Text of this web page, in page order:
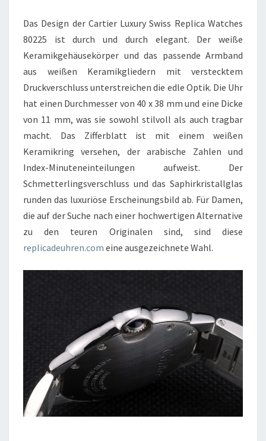
Das Design der Cartier Luxury Swiss Replica Watches
80225 ist durch und durch elegant. Der weiße
Keramikgehäusekörper und das passende Armband
aus weißen Keramikgliedern mit verstecktem
Druckverschluss unterstreichen die edle Optik. Die Uhr
hat einen Durchmesser von 40 x 38 mm und eine Dicke
von 11 mm, was sie sowohl stilvoll als auch tragbar
macht. Das Zifferblatt ist mit einem weißen
Keramikring versehen, der arabische Zahlen und
Index-Minuteneinteilungen aufweist. Der
Schmetterlingsverschluss und das Saphirkristallglas
runden das luxuriöse Erscheinungsbild ab. Für Damen,
die auf der Suche nach einer hochwertigen Alternative
zu den teuren Originalen sind, sind diese
replicadeuhren.com eine ausgezeichnete Wahl.